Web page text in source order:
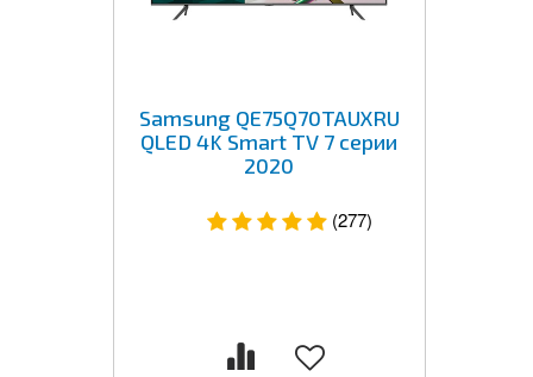
Samsung QE75Q70TAUXRU
QLED 4K Smart TV 7 серии
2020
(277)